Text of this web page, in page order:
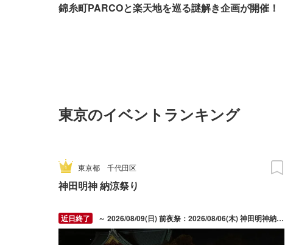
錦糸町PARCOと楽天地を巡る謎解き企画が開催！
東京のイベントランキング
東京都 千代田区
神田明神 納涼祭り
～ 2026/08/09(日) 前夜祭：2026/08/06(木) 神田明神納涼祭り：2026/08/07(金) ～ 2026/08/09(日)